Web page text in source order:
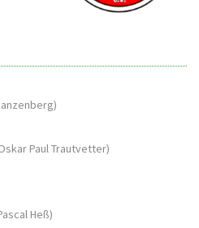
)
Paul Trautvetter)
Heß)